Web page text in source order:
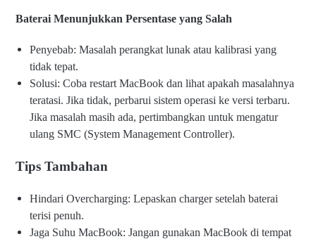
Baterai Menunjukkan Persentase yang Salah
Penyebab: Masalah perangkat lunak atau kalibrasi yang
tidak tepat.
Solusi: Coba restart MacBook dan lihat apakah masalahnya
teratasi. Jika tidak, perbarui sistem operasi ke versi terbaru.
Jika masalah masih ada, pertimbangkan untuk mengatur
ulang SMC (System Management Controller).
Tips Tambahan
Hindari Overcharging: Lepaskan charger setelah baterai
terisi penuh.
Jaga Suhu MacBook: Jangan gunakan MacBook di tempat